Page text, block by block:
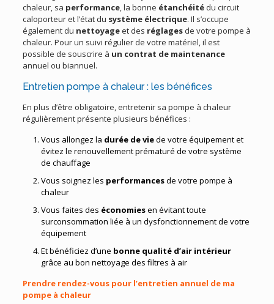
chaleur, sa performance, la bonne étanchéitédu circuit
caloporteur et l’état du système électrique. Il s’occupe
également du nettoyageet des réglagesde votre pompe à
chaleur. Pour un suivi régulier de votre matériel, il est
possible de souscrire à un contrat de maintenance
annuel ou biannuel.
Entretien pompe à chaleur : les bénéfices
En plus d’être obligatoire, entretenir sa pompe à chaleur
régulièrement présente plusieurs bénéfices :
Vous allongez la durée de viede votre équipement et
évitez le renouvellement prématuré de votre système
de chauffage
Vous soignez les performancesde votre pompe à
chaleur
Vous faites des économiesen évitant toute
surconsommation liée à un dysfonctionnement de votre
équipement
Et bénéficiez d’une bonne qualité d’air intérieur
grâce au bon nettoyage des filtres à air
Prendre rendez-vous pour l’entretien annuel de ma
pompe à chaleur